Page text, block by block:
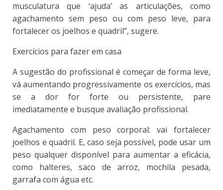
musculatura que ‘ajuda’ as articulações, como
agachamento sem peso ou com peso leve, para
fortalecer os joelhos e quadril”, sugere.
Exercícios para fazer em casa
A sugestão do profissional é começar de forma leve,
vá aumentando progressivamente os exercícios, mas
se a dor for forte ou persistente, pare
imediatamente e busque avaliação profissional.
Agachamento com peso corporal: vai fortalecer
joelhos e quadril. E, caso seja possível, pode usar um
peso qualquer disponível para aumentar a eficácia,
como halteres, saco de arroz, mochila pesada,
garrafa com água etc.